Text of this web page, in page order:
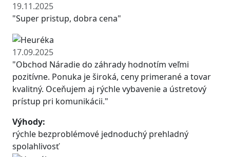
19.11.2025
"Super pristup, dobra cena"
17.09.2025
"Obchod Náradie do záhrady hodnotím veľmi
pozitívne. Ponuka je široká, ceny primerané a tovar
kvalitný. Oceňujem aj rýchle vybavenie a ústretový
prístup pri komunikácii."
Výhody:
rýchle bezproblémové jednoduchý prehladný
spolahlivosť